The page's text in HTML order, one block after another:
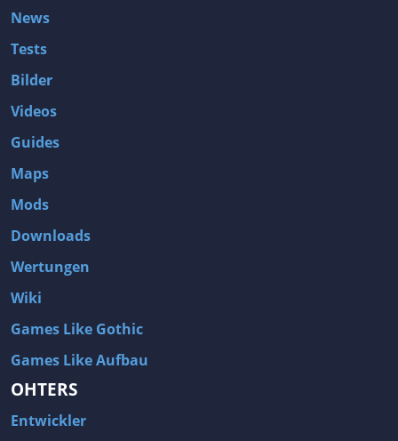
News
Tests
Bilder
Videos
Guides
Maps
Mods
Downloads
Wertungen
Wiki
Games Like Gothic
Games Like Aufbau
OHTERS
Entwickler